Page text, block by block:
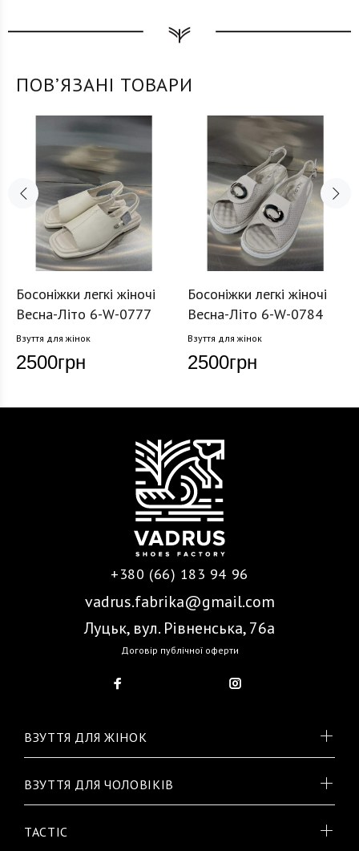
ПОВʼЯЗАНІ ТОВАРИ
Босоніжки легкі жіночі
Весна-Літо 6-W-0777
Взуття для жінок
2500грн
Босоніжки легкі жіночі
Весна-Літо 6-W-0784
Взуття для жінок
2500грн
+380 (66) 183 94 96
vadrus.fabrika@gmail.com
Луцьк, вул. Рівненська, 76а
Договір публічної оферти
ВЗУТТЯ ДЛЯ ЖІНОК
ВЗУТТЯ ДЛЯ ЧОЛОВІКІВ
TACTIC